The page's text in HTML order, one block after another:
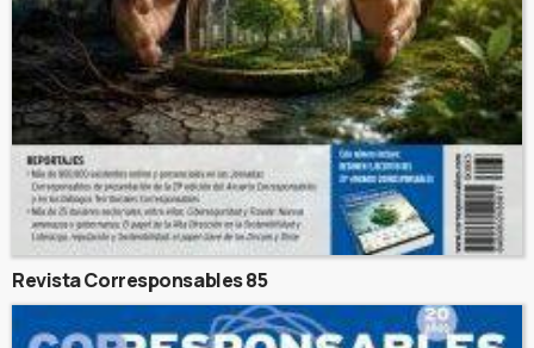
Revista Corresponsables 85